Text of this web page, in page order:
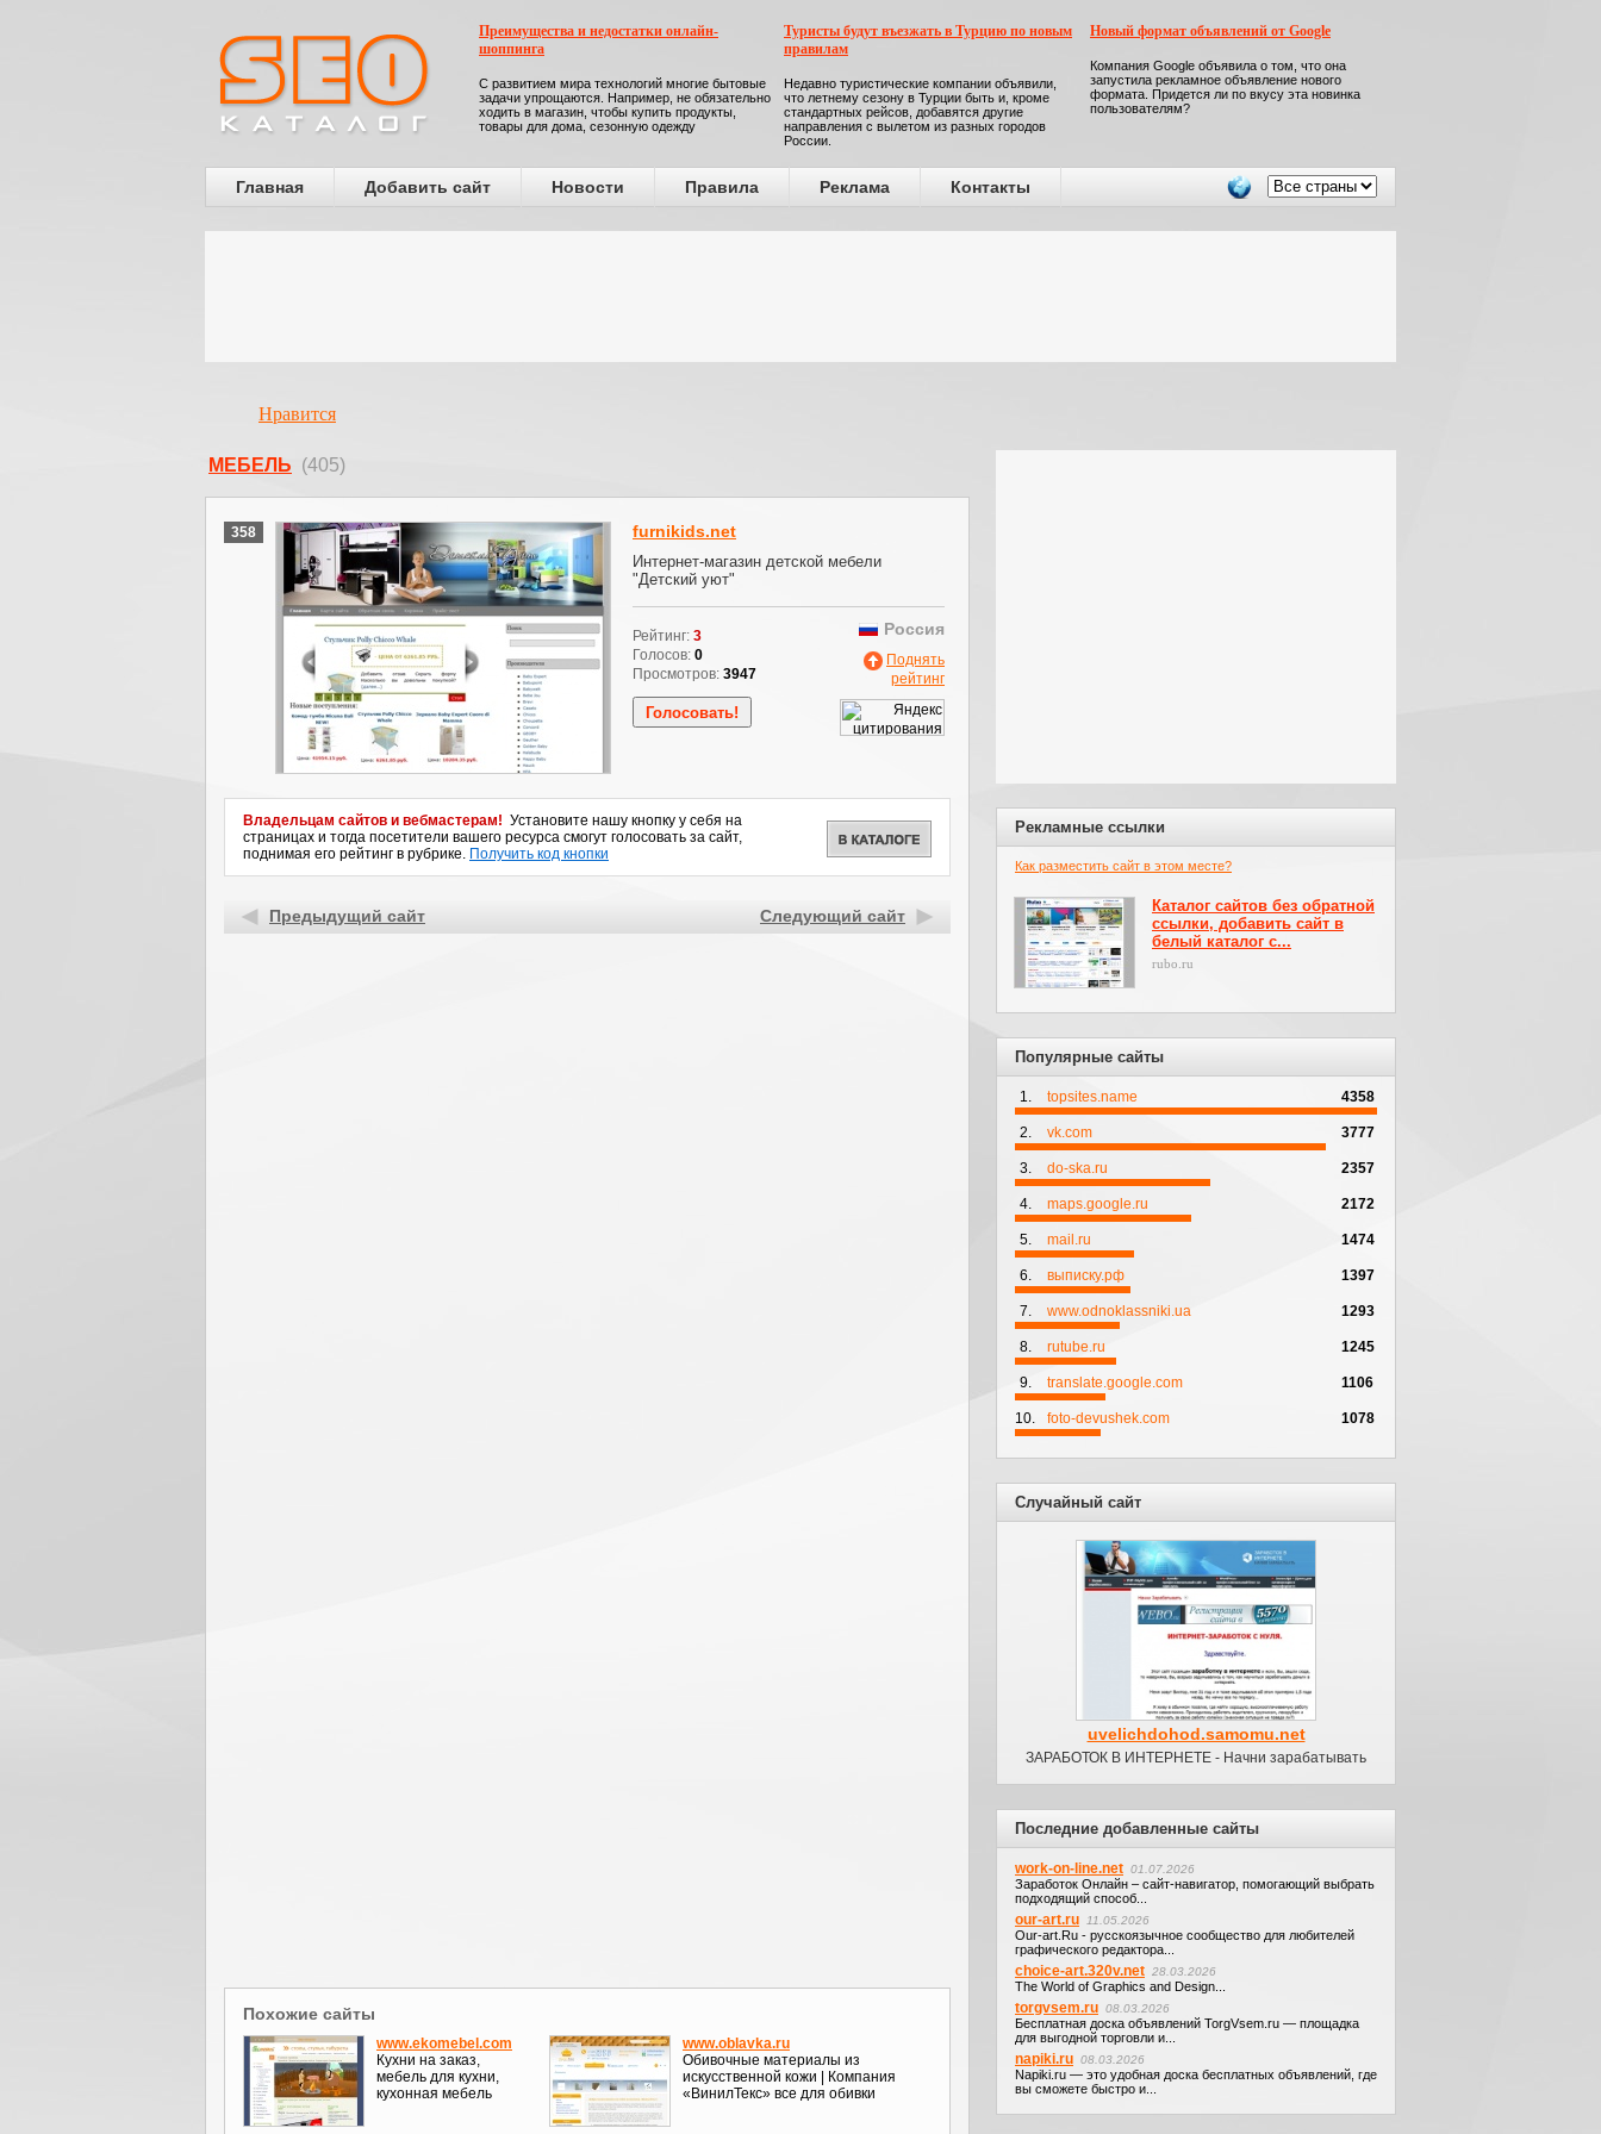
Преимущества и недостатки онлайн-
шоппинга
С развитием мира технологий многие бытовые
задачи упрощаются. Например, не обязательно
ходить в магазин, чтобы купить продукты,
товары для дома, сезонную одежду
Туристы будут въезжать в Турцию по новым
правилам
Недавно туристические компании объявили,
что летнему сезону в Турции быть и, кроме
стандартных рейсов, добавятся другие
направления с вылетом из разных городов
России.
Новый формат объявлений от Google
Компания Google объявила о том, что она
запустила рекламное объявление нового
формата. Придется ли по вкусу эта новинка
пользователям?
Главная Добавить сайт Новости Правила Реклама Контакты
Нравится
МЕБЕЛЬ (405)
358 furnikids.net
Интернет-магазин детской мебели
"Детский уют"
Рейтинг: 3
Голосов: 0
Просмотров: 3947
Россия
Поднять
рейтинг
Владельцам сайтов и вебмастерам! Установите нашу кнопку у себя на
страницах и тогда посетители вашего ресурса смогут голосовать за сайт,
поднимая его рейтинг в рубрике. Получить код кнопки
Предыдущий сайт Следующий сайт
Похожие сайты
www.ekomebel.com
Кухни на заказ,
мебель для кухни,
кухонная мебель
www.oblavka.ru
Обивочные материалы из
искусственной кожи | Компания
«ВинилТекс» все для обивки
Рекламные ссылки
Как разместить сайт в этом месте?
Каталог сайтов без обратной
ссылки, добавить сайт в
белый каталог с...
rubo.ru
Популярные сайты
1. topsites.name 4358
2. vk.com 3777
3. do-ska.ru 2357
4. maps.google.ru 2172
5. mail.ru 1474
6. выписку.рф 1397
7. www.odnoklassniki.ua 1293
8. rutube.ru 1245
9. translate.google.com 1106
10. foto-devushek.com 1078
Случайный сайт
uvelichdohod.samomu.net
ЗАРАБОТОК В ИНТЕРНЕТЕ - Начни зарабатывать
Последние добавленные сайты
work-on-line.net 01.07.2026
Заработок Онлайн – сайт-навигатор, помогающий выбрать
подходящий способ...
our-art.ru 11.05.2026
Our-art.Ru - русскоязычное сообщество для любителей
графического редактора...
choice-art.320v.net 28.03.2026
The World of Graphics and Design...
torgvsem.ru 08.03.2026
Бесплатная доска объявлений TorgVsem.ru — площадка
для выгодной торговли и...
napiki.ru 08.03.2026
Napiki.ru — это удобная доска бесплатных объявлений, где
вы сможете быстро и...